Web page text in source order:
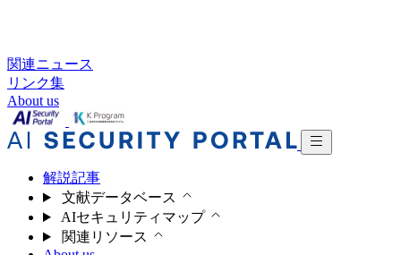
関連ニュース
リンク集
About us
解説記事
文献データベース
AIセキュリティマップ
関連リソース